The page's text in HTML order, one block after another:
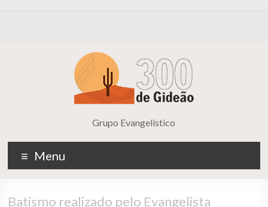
Grupo Evangelístico
Menu
Batismo realizado pelo Evangelista